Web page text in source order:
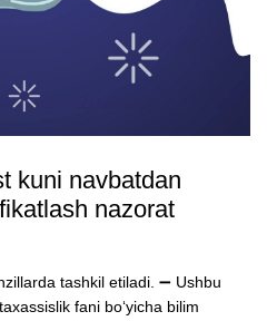
kuni navbatdan
nazorat
tashkil etiladi. ➖ Ushbu
fani boʻyicha bilim